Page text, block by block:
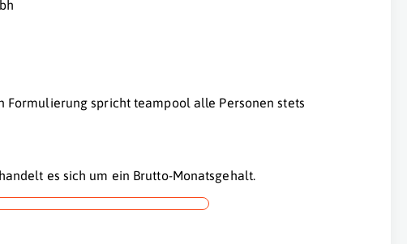
Formulierung spricht teampool alle Personen stets
es sich um ein Brutto-Monatsgehalt.